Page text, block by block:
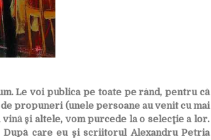
Le voi publica pe toate pe rând, pentru că
propuneri (unele persoane au venit cu mai
şi altele, vom purcede la o selecţie a lor.
care eu şi scriitorul Alexandru Petria